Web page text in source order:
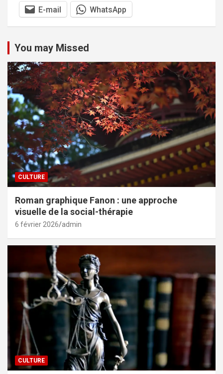
E-mail WhatsApp
You may Missed
CULTURE
Roman graphique Fanon : une approche
visuelle de la social-thérapie
6 février 2026 admin
CULTURE